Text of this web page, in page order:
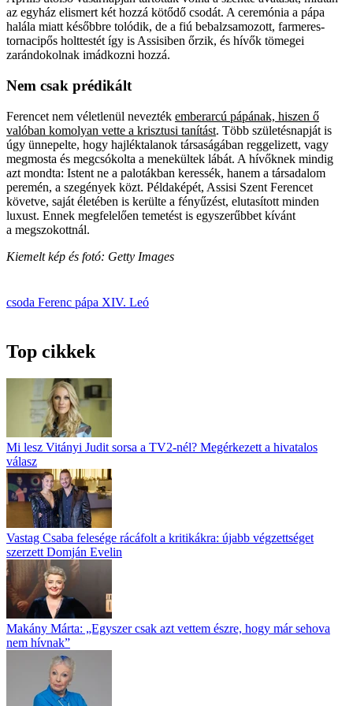
az egyház elismert két hozzá kötődő csodát. A ceremónia a pápa
halála miatt későbbre tolódik, de a fiú bebalzsamozott, farmeres-
tornacipős holttestét így is Assisiben őrzik, és hívők tömegei
zarándokolnak imádkozni hozzá.
Nem csak prédikált
Ferencet nem véletlenül nevezték emberarcú pápának, hiszen ő
valóban komolyan vette a krisztusi tanítást. Több születésnapját is
úgy ünnepelte, hogy hajléktalanok társaságában reggelizett, vagy
megmosta és megcsókolta a menekültek lábát. A hívőknek mindig
azt mondta: Istent ne a palotákban keressék, hanem a társadalom
peremén, a szegények közt. Példaképét, ­Assisi Szent Ferencet
követve, saját életében is kerülte a fényűzést, elutasított minden
luxust. Ennek megfelelően temetést is egyszerűbbet kívánt
a megszokottnál.
Kiemelt kép és fotó: Getty Images
csoda Ferenc pápa XIV. Leó
Top cikkek
Mi lesz Vitányi Judit sorsa a TV2-nél? Megérkezett a hivatalos
válasz
Vastag Csaba felesége rácáfolt a kritikákra: újabb végzettséget
szerzett Domján Evelin
Makány Márta: „Egyszer csak azt vettem észre, hogy már sehova
nem hívnak”